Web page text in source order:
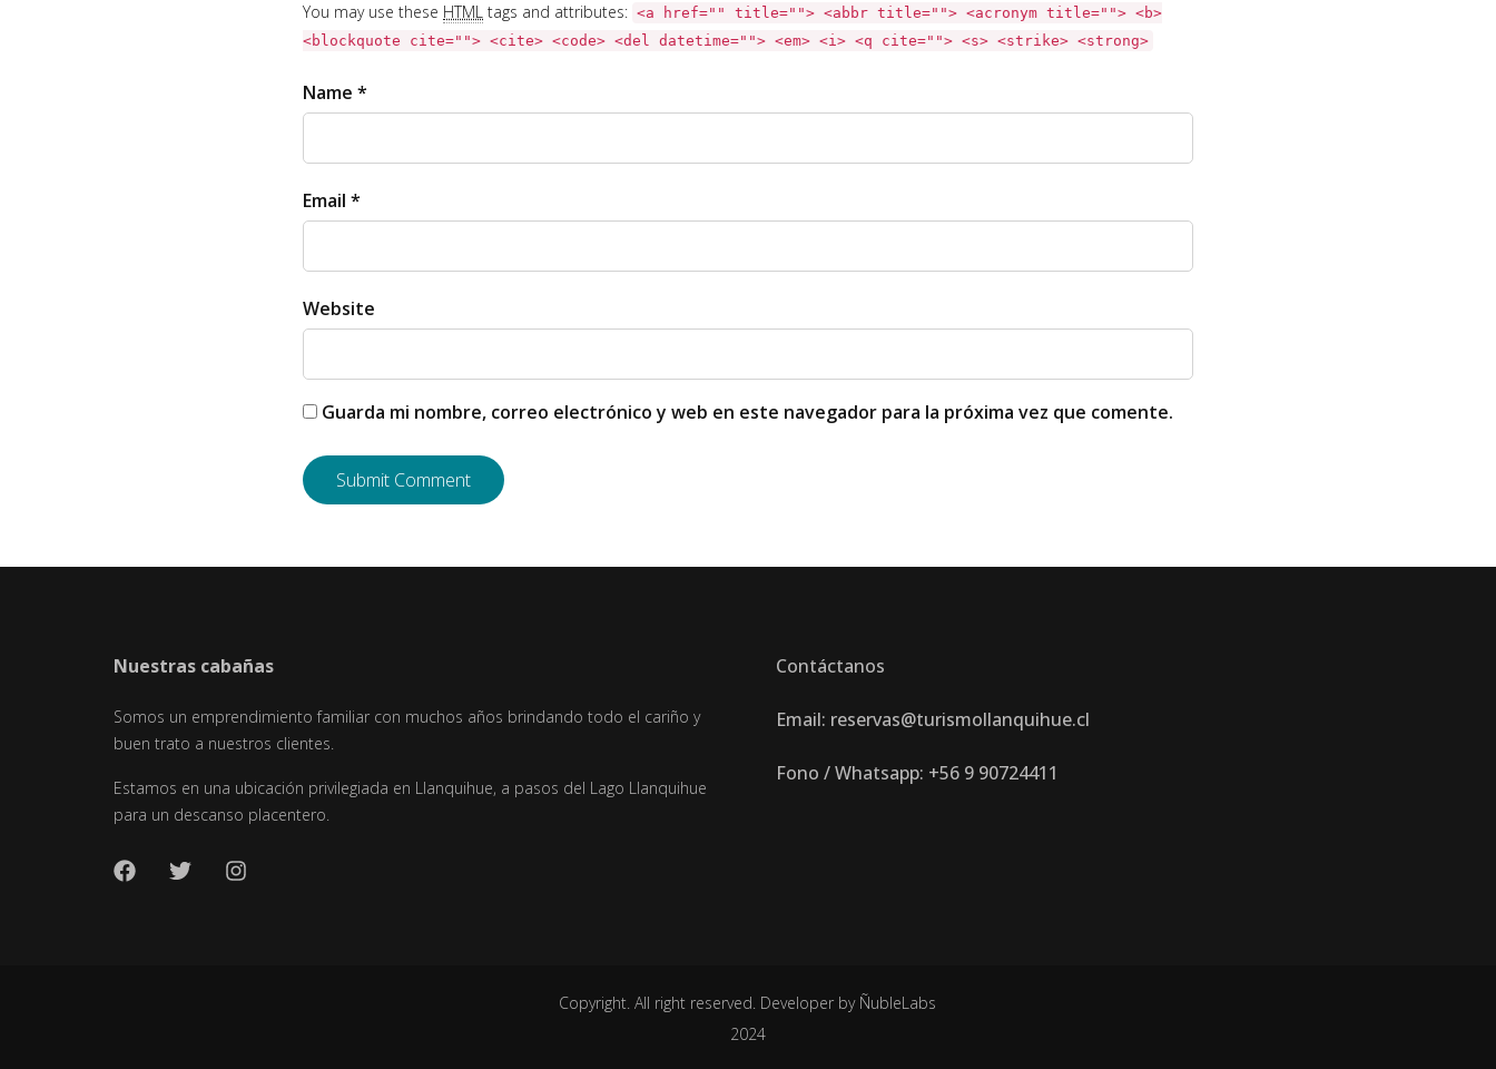
You may use these HTML tags and attributes: <a href="" title=""> <abbr title=""> <acronym title=""> <b>
<blockquote cite=""> <cite> <code> <del datetime=""> <em> <i> <q cite=""> <s> <strike> <strong>
Name *
Email *
Website
Guarda mi nombre, correo electrónico y web en este navegador para la próxima vez que comente.
Nuestras cabañas
Somos un emprendimiento familiar con muchos años brindando todo el cariño y
buen trato a nuestros clientes.
Estamos en una ubicación privilegiada en Llanquihue, a pasos del Lago Llanquihue
para un descanso placentero.
Contáctanos
Email: reservas@turismollanquihue.cl
Fono / Whatsapp: +56 9 90724411
Copyright. All right reserved. Developer by ÑubleLabs
2024